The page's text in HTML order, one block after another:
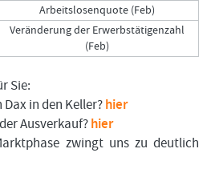
Arbeitslosenquote (Feb)
Veränderung der Erwerbstätigenzahl
(Feb)
Sie:
in den Keller?hier
Ausverkauf?hier
zwingt uns zu deutlich